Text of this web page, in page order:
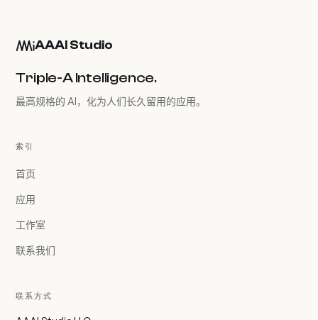
AAAI Studio
Triple-A Intelligence.
最高规格的 AI，化为人们长久留用的应用。
索引
首页
应用
工作室
联系我们
联系方式